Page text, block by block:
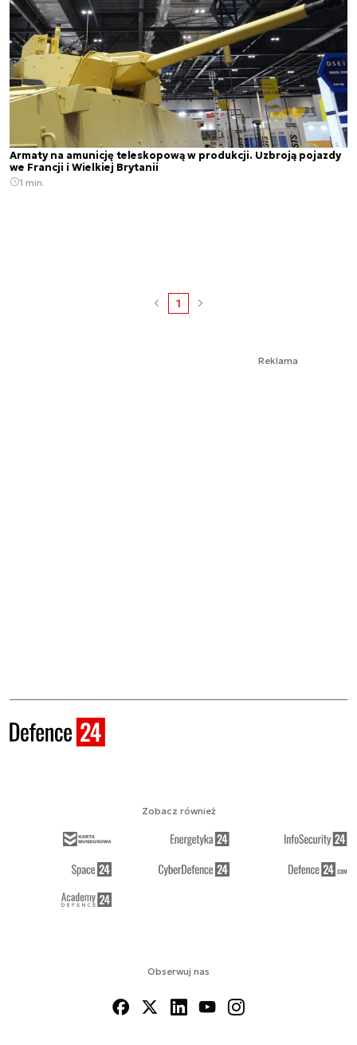
Armaty na amunicję teleskopową w produkcji. Uzbroją pojazdy
we Francji i Wielkiej Brytanii
1 min.
1
Reklama
Obserwuj nas
Zobacz również